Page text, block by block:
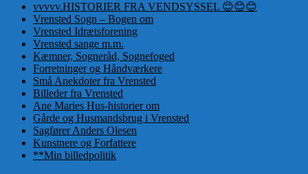
vvvvv.HISTORIER FRA VENDSYSSEL 😊😊😊
Vrensted Sogn – Bogen om
Vrensted Idrætsforening
Vrensted sange m.m.
Kæmner, Sogneråd, Sognefoged
Forretninger og Håndværkere
Små Anekdoter fra Vrensted
Billeder fra Vrensted
Ane Maries Hus-historier om
Gårde og Husmandsbrug i Vrensted
Sagfører Anders Olesen
Kunstnere og Forfattere
**Min billedpolitik